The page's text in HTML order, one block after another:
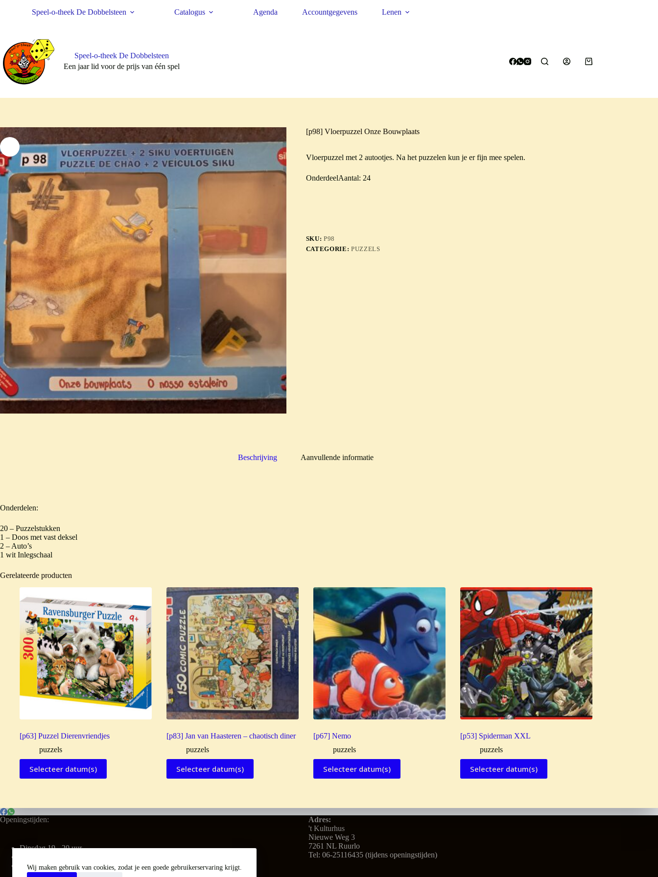
Wij maken gebruik van cookies, zodat je een goede gebruikerservaring krijgt.
Speel-o-theek De Dobbelsteen Catalogus Agenda Accountgegevens Lenen
Speel-o-theek De Dobbelsteen
Een jaar lid voor de prijs van één spel
Winkelwagen
[p98] Vloerpuzzel Onze Bouwplaats
Vloerpuzzel met 2 autootjes. Na het puzzelen kun je er fijn mee spelen.
OnderdeelAantal: 24
SKU:P98
CATEGORIE: PUZZELS
Beschrijving Aanvullende informatie
Onderdelen:
20 – Puzzelstukken
1 – Doos met vast deksel
2 – Auto’s
1 wit Inlegschaal
Gerelateerde producten
[p63] Puzzel Dierenvriendjes
puzzels
Selecteer datum(s)
[p83] Jan van Haasteren – chaotisch diner
puzzels
Selecteer datum(s)
[p67] Nemo
puzzels
Selecteer datum(s)
[p53] Spiderman XXL
puzzels
Selecteer datum(s)
Openingstijden:
Dinsdag 19 - 20 uur
Zaterdag 9.30 - 11 uur
Adres:
't Kulturhus
Nieuwe Weg 3
7261 NL Ruurlo
Tel: 06-25116435 (tijdens openingstijden)